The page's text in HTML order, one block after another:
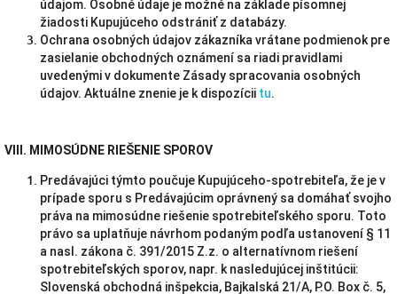
údajom. Osobné údaje je možné na základe písomnej
žiadosti Kupujúceho odstrániť z databázy.
Ochrana osobných údajov zákazníka vrátane podmienok pre
zasielanie obchodných oznámení sa riadi pravidlami
uvedenými v dokumente Zásady spracovania osobných
údajov. Aktuálne znenie je k dispozícii tu.
VIII. MIMOSÚDNE RIEŠENIE SPOROV
Predávajúci týmto poučuje Kupujúceho-spotrebiteľa, že je v
prípade sporu s Predávajúcim oprávnený sa domáhať svojho
práva na mimosúdne riešenie spotrebiteľského sporu. Toto
právo sa uplatňuje návrhom podaným podľa ustanovení § 11
a nasl. zákona č. 391/2015 Z.z. o alternatívnom riešení
spotrebiteľských sporov, napr. k nasledujúcej inštitúcii:
Slovenská obchodná inšpekcia, Bajkalská 21/A, P.O. Box č. 5,